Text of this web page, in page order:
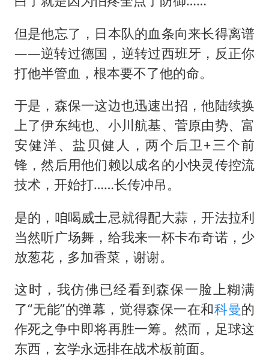
但是他忘了，日本队的血条向来长得离谱
——逆转过德国，逆转过西班牙，反正你
打他半管血，根本要不了他的命。
于是，森保一这边也迅速出招，他陆续换
上了伊东纯也、小川航基、菅原由势、富
安健洋、盐贝健人，两个后卫+三个前
锋，然后用他们赖以成名的小快灵传控流
技术，开始打……长传冲吊。
是的，咱喝威士忌就得配大蒜，开法拉利
当然听广场舞，给我来一杯卡布奇诺，少
放葱花，多加香菜，谢谢。
这时，我仿佛已经看到森保一脸上糊满
了“无能”的弹幕，觉得森保一在和科曼的
作死之争中即将再胜一筹。然而，足球这
东西，玄学永远排在战术板前面。